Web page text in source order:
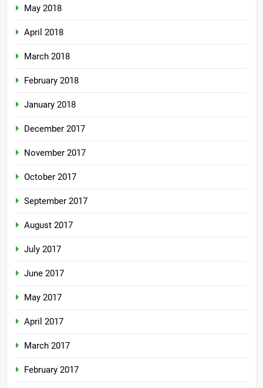
May 2018
April 2018
March 2018
February 2018
January 2018
December 2017
November 2017
October 2017
September 2017
August 2017
July 2017
June 2017
May 2017
April 2017
March 2017
February 2017